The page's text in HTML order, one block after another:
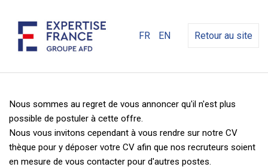
FR EN Retour au site
Nous sommes au regret de vous annoncer qu'il n'est plus
possible de postuler à cette offre.
Nous vous invitons cependant à vous rendre sur notre CV
thèque pour y déposer votre CV afin que nos recruteurs soient
en mesure de vous contacter pour d'autres postes.